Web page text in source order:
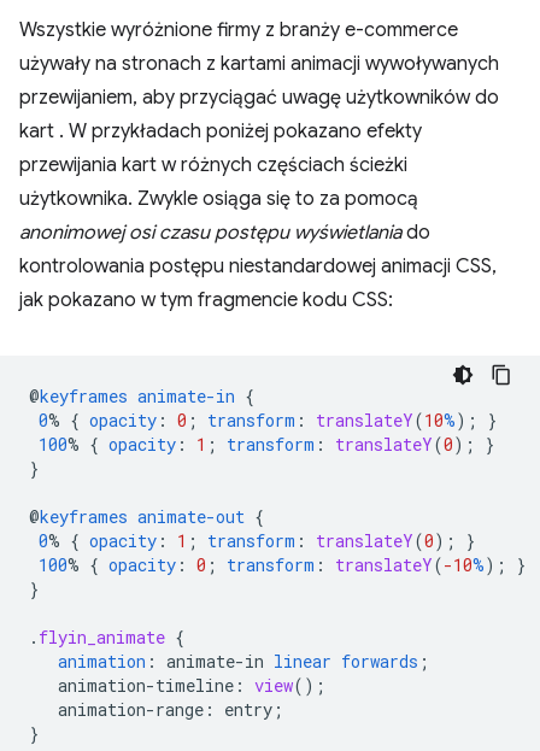
Wszystkie wyróżnione firmy z branży e-commerce
używały na stronach z kartami animacji wywoływanych
przewijaniem, aby przyciągać uwagę użytkowników do
kart . W przykładach poniżej pokazano efekty
przewijania kart w różnych częściach ścieżki
użytkownika. Zwykle osiąga się to za pomocą
anonimowej osi czasu postępu wyświetlaniado
kontrolowania postępu niestandardowej animacji CSS,
jak pokazano w tym fragmencie kodu CSS:
@keyframes animate-in {
0% { opacity : 0 ; transform : translateY(10%);
}
100% { opacity : 1 ; transform : translateY(0);
}
}
@keyframes animate-out {
0% { opacity : 1 ; transform : translateY(0);
}
100% { opacity : 0 ; transform : translateY(-10%);
}
}
. flyin_animate {
animation : animate-in linear forwards ;
animation-timeline : view();
animation-range : entry ;
}